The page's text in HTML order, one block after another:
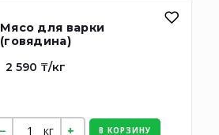
Мясо для варки
(говядина)
2 590 ₸/кг
кг В КОРЗИНУ